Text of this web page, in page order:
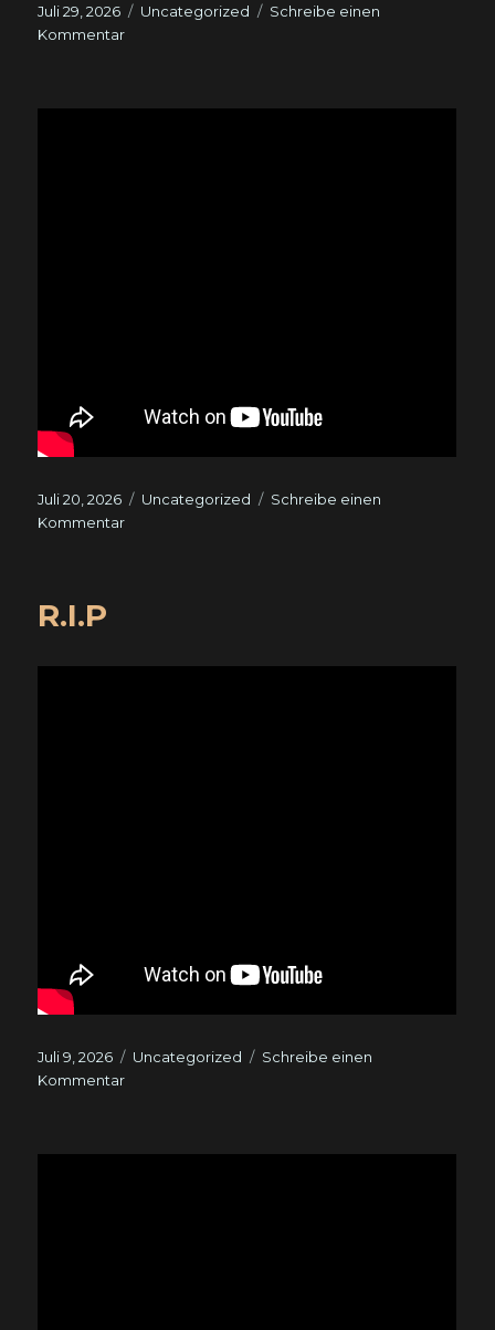
Veröffentlicht
am
Juli 29, 2026 Kategorien
Uncategorized
Schreibe einen
Kommentarzu
Veröffentlicht
am
Juli 20, 2026 Kategorien
Uncategorized
Schreibe einen
Kommentarzu
R.I.P
Veröffentlicht
am
Juli 9, 2026 Kategorien
Uncategorized
Schreibe einen
Kommentarzu